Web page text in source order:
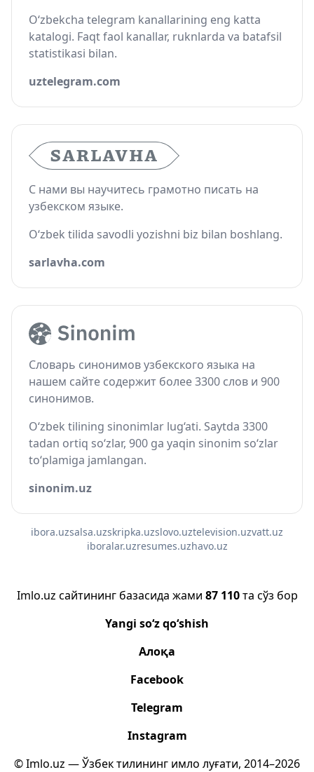
O‘zbekcha telegram kanallarining eng katta
katalogi. Faqt faol kanallar, ruknlarda va batafsil
statistikasi bilan.
uztelegram.com
С нами вы научитесь грамотно писать на
узбекском языке.
O‘zbek tilida savodli yozishni biz bilan boshlang.
sarlavha.com
Словарь синонимов узбекского языка на
нашем сайте содержит более 3300 слов и 900
синонимов.
O‘zbek tilining sinonimlar lug‘ati. Saytda 3300
tadan ortiq so‘zlar, 900 ga yaqin sinonim so‘zlar
to‘plamiga jamlangan.
sinonim.uz
ibora.uzsalsa.uzskripka.uzslovo.uztelevision.uzvatt.uz
iboralar.uzresumes.uzhavo.uz
Imlo.uz сайтининг базасида жами 87 110та сўз бор
Yangi so‘z qo‘shish
Алоқа
Facebook
Telegram
Instagram
© Imlo.uz — Ўзбек тилининг имло луғати, 2014–2026